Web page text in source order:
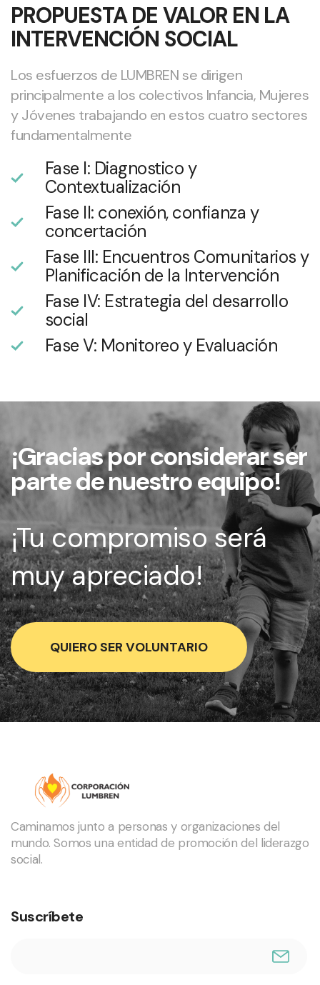
PROPUESTA DE VALOR EN LA
INTERVENCIÓN SOCIAL
Los esfuerzos de LUMBREN se dirigen
principalmente a los colectivos Infancia, Mujeres
y Jóvenes trabajando en estos cuatro sectores
fundamentalmente
Fase I: Diagnostico y
Contextualización
Fase II: conexión, confianza y
concertación
Fase III: Encuentros Comunitarios y
Planificación de la Intervención
Fase IV: Estrategia del desarrollo
social
Fase V: Monitoreo y Evaluación
¡Gracias por considerar ser
parte de nuestro equipo!
¡Tu compromiso será
muy apreciado!
QUIERO SER VOLUNTARIO
Caminamos junto a personas y organizaciones del
mundo. Somos una entidad de promoción del liderazgo
social.
Suscríbete